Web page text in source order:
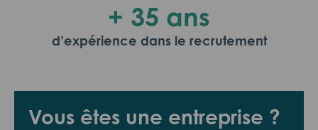
Vous êtes une entreprise ?
+ 35 ans
d’expérience dans le recrutement